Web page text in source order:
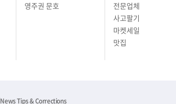
영주권 문호
전문업체
사고팔기
마켓세일
맛집
News Tips & Corrections